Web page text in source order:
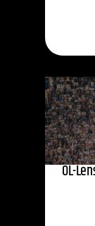
OL-